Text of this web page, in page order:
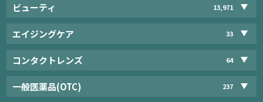
ビューティ 13,971
エイジングケア 33
コンタクトレンズ 64
一般医薬品(OTC) 237